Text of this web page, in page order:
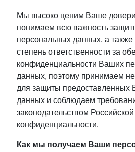
Мы высоко ценим Ваше
понимаем всю важность
персональных данных, а
степень ответственности за
конфиденциальности Ваших
данных, поэтому принимаем
для защиты предоставленных
данных и соблюдаем
законодательством
конфиденциальности.
Как мы получаем Ваши